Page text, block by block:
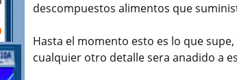
descompuestos alimentos que
Hasta el momento esto es lo que supe,
cualquier otro detalle sera anadido a